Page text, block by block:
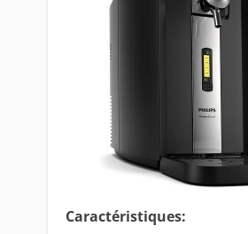
Caractéristiques: